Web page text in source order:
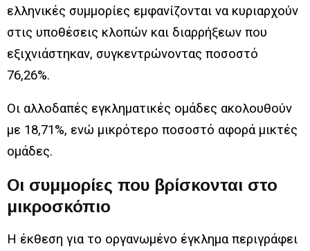
ελληνικές συμμορίες εμφανίζονται να κυριαρχούν
στις υποθέσεις κλοπών και διαρρήξεων που
εξιχνιάστηκαν, συγκεντρώνοντας ποσοστό
76,26%.
Οι αλλοδαπές εγκληματικές ομάδες ακολουθούν
με 18,71%, ενώ μικρότερο ποσοστό αφορά μικτές
ομάδες.
Οι συμμορίες που βρίσκονται στο
μικροσκόπιο
Η έκθεση για το οργανωμένο έγκλημα περιγράφει